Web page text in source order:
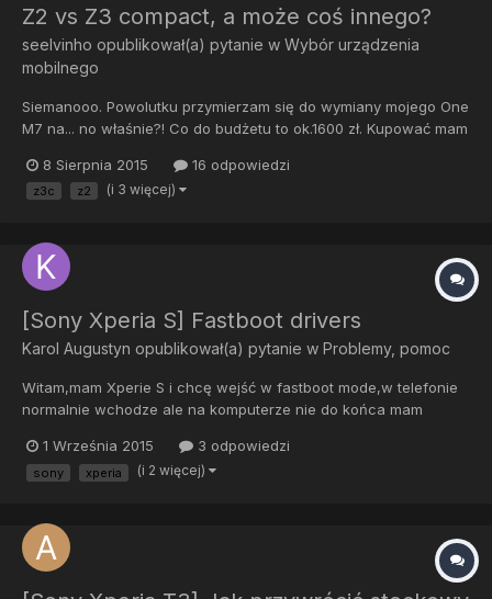
Z2 vs Z3 compact, a może coś innego?
seelvinho opublikował(a) pytanie w Wybór urządzenia
mobilnego
Siemanooo. Powolutku przymierzam się do wymiany mojego One
M7 na... no właśnie?! Co do budżetu to ok.1600 zł. Kupować mam
Aktualnie na oku mam Z2 i Z3 compact, z naciskiem na Z2.
Wiem, że Z2 do małych nie należy ale mi to nie przeszkadza....
8 Sierpnia 2015 16 odpowiedzi
z3c z2 (i 3 więcej)
[Sony Xperia S] Fastboot drivers
Karol Augustyn opublikował(a) pytanie w Problemy, pomoc
Witam,mam Xperie S i chcę wejść w fastboot mode,w telefonie
normalnie wchodze ale na komputerze nie do końca mam
drivers i tam znaznaczam i pobieram sony fastboot drivers ale i
tak komputer nie widzi telefonu?? Wie ktoś co z tym zrobić??
1 Września 2015 3 odpowiedzi
sony xperia (i 2 więcej)